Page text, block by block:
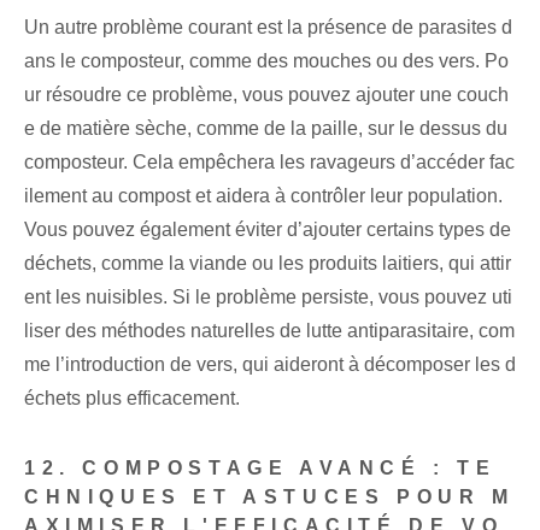
Un autre problème courant est la présence de parasites d
ans le composteur, comme des mouches ou des vers. Po
ur résoudre ce problème, vous pouvez ajouter une couch
e de matière sèche, comme de la paille, sur le dessus du
composteur. Cela empêchera les ravageurs d’accéder fac
ilement au compost et aidera à contrôler leur population.
Vous pouvez également éviter d’ajouter certains types de
déchets, comme la viande ou les produits laitiers, qui attir
ent les nuisibles. Si le problème persiste, vous pouvez uti
liser des méthodes naturelles de lutte antiparasitaire, com
me l’introduction de vers, qui aideront à décomposer les d
échets plus efficacement.
12. COMPOSTAGE AVANCÉ : TE
CHNIQUES ET ASTUCES POUR M